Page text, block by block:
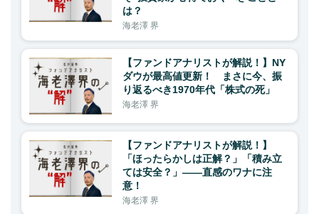
は？
海老澤 界
【ファンドアナリストが解説！】NY
ダウが最高値更新！ まさに今、振
り返るべき1970年代「株式の死」
海老澤 界
【ファンドアナリストが解説！】
「ほったらかしは正解？」「積み立
ては安全？」――直感のワナに注
意！
海老澤 界